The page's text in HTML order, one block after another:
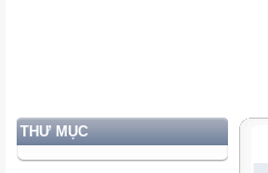
THƯ MỤC